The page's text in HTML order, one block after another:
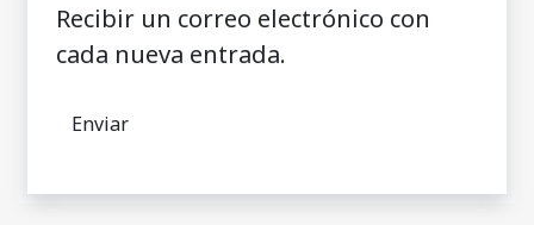
Recibir un correo electrónico con
cada nueva entrada.